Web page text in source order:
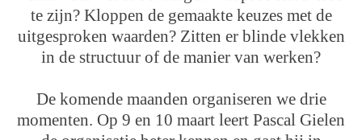
te zijn? Kloppen de gemaakte keuzes met de
uitgesproken waarden? Zitten er blinde vlekken
in de structuur of de manier van werken?
De komende maanden organiseren we drie
momenten. Op 9 en 10 maart leert Pascal Gielen